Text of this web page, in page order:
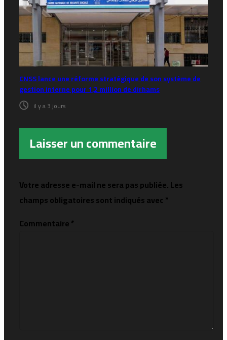
CNSS lance une réforme stratégique de son système de
gestion interne pour 1,2 million de dirhams
il y a 3 jours
Laisser un commentaire
Votre adresse e-mail ne sera pas publiée.Les
champs obligatoires sont indiqués avec*
Commentaire*